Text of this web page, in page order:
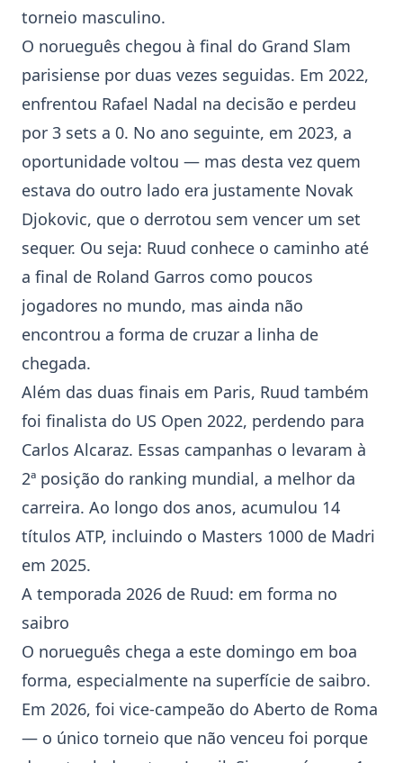
torneio masculino.
O norueguês chegou à final do Grand Slam
parisiense por duas vezes seguidas. Em 2022,
enfrentou Rafael Nadal na decisão e perdeu
por 3 sets a 0. No ano seguinte, em 2023, a
oportunidade voltou — mas desta vez quem
estava do outro lado era justamente Novak
Djokovic, que o derrotou sem vencer um set
sequer. Ou seja: Ruud conhece o caminho até
a final de Roland Garros como poucos
jogadores no mundo, mas ainda não
encontrou a forma de cruzar a linha de
chegada.
Além das duas finais em Paris, Ruud também
foi finalista do US Open 2022, perdendo para
Carlos Alcaraz. Essas campanhas o levaram à
2ª posição do ranking mundial, a melhor da
carreira. Ao longo dos anos, acumulou 14
títulos ATP, incluindo o Masters 1000 de Madri
em 2025.
A temporada 2026 de Ruud: em forma no
saibro
O norueguês chega a este domingo em boa
forma, especialmente na superfície de saibro.
Em 2026, foi vice-campeão do Aberto de Roma
— o único torneio que não venceu foi porque